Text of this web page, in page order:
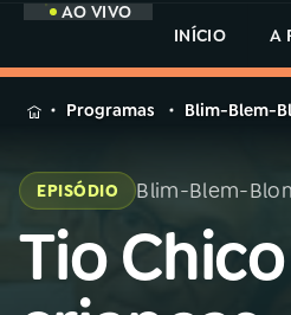
AO VIVO
INÍCIO
A
MENU
Buscar
Rádio
na
Rádio
MEC
Programas Blim-Blem-
EPISÓDIO Blim-Blem-
Tio